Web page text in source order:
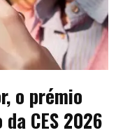
o prémio
CES 2026